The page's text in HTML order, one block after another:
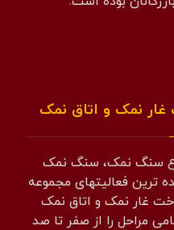
نمک و اتاق نمک
سنگ نمک، سنگ نمک
ترین فعالیتهای مجموعه
غار نمک و اتاق نمک
مراحل را از صفر تا صد